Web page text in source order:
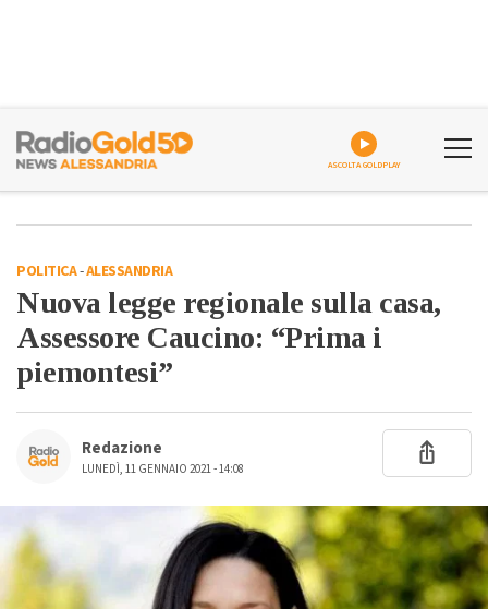
ASCOLTA GOLDPLAY
POLITICA-ALESSANDRIA
Nuova legge regionale sulla casa,
Assessore Caucino: “Prima i
piemontesi”
Redazione
LUNEDÌ, 11 GENNAIO 2021 - 14:08